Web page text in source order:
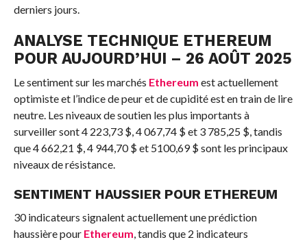
derniers jours.
ANALYSE TECHNIQUE ETHEREUM
POUR AUJOURD’HUI – 26 AOÛT 2025
Le sentiment sur les marchés Ethereum est actuellement
optimiste et l’indice de peur et de cupidité est en train de lire
neutre. Les niveaux de soutien les plus importants à
surveiller sont 4 223,73 $, 4 067,74 $ et 3 785,25 $, tandis
que 4 662,21 $, 4 944,70 $ et 5100,69 $ sont les principaux
niveaux de résistance.
SENTIMENT HAUSSIER POUR ETHEREUM
30 indicateurs signalent actuellement une prédiction
haussière pour Ethereum, tandis que 2 indicateurs